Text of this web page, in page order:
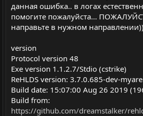
данная ошибка.. в логах
помогите пожалуйста...
направьте в нужном направлении))
version
Protocol version 48
Exe version 1.1.2.7/Stdio (cstrike)
ReHLDS version: 3.7.0.685-dev-
Build date: 15:07:00 Aug 26 2019
Build from:
https://github.com/dreamstalker/